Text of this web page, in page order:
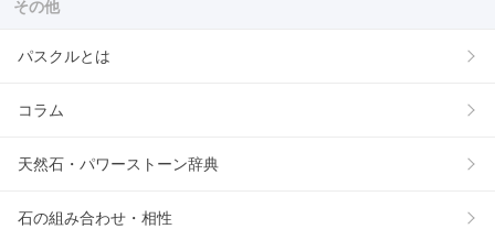
その他
パスクルとは
コラム
天然石・パワーストーン辞典
石の組み合わせ・相性